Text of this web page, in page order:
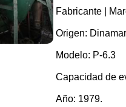
Fabricante |
Origen:
Modelo: P-6.3
Capacidad de
Año: 1979.